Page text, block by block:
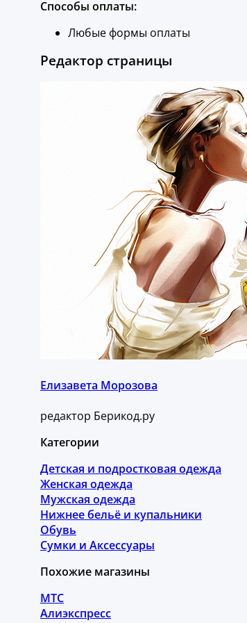
Способы оплаты:
Любые формы оплаты
Редактор страницы
Елизавета Морозова
редактор Берикод.ру
Категории
Детская и подростковая одежда
Женская одежда
Мужская одежда
Нижнее бельё и купальники
Обувь
Сумки и Аксессуары
Похожие магазины
МТС
Алиэкспресс